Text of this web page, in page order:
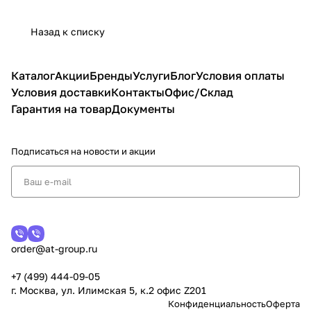
Назад к списку
КаталогАкцииБрендыУслугиБлогУсловия оплаты
Условия доставкиКонтактыОфис/Склад
Гарантия на товарДокументы
Подписаться на новости и акции
order@at-group.ru
+7 (499) 444-09-05
г. Москва, ул. Илимская 5, к.2 офис Z201
КонфиденциальностьОферта